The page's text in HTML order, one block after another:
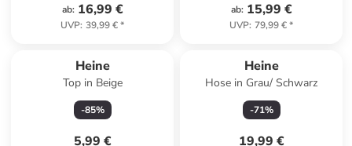
ab: 16,99 €
UVP: 39,99 €*
ab: 15,99 €
UVP: 79,99 €*
Heine
Top in Beige
-85%
5,99 €
Heine
Hose in Grau/ Schwarz
-71%
19,99 €